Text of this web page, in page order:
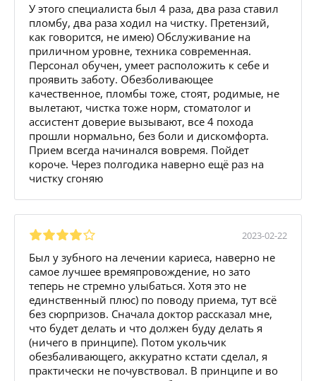
У этого специалиста был 4 раза, два раза ставил
пломбу, два раза ходил на чистку. Претензий,
как говорится, не имею) Обслуживание на
приличном уровне, техника современная.
Персонал обучен, умеет расположить к себе и
проявить заботу. Обезболивающее
качественное, пломбы тоже, стоят, родимые, не
вылетают, чистка тоже норм, стоматолог и
ассистент доверие вызывают, все 4 похода
прошли нормально, без боли и дискомфорта.
Прием всегда начинался вовремя. Пойдет
короче. Через полгодика наверно ещё раз на
чистку сгоняю
2023-02-22
Был у зубного на лечении кариеса, наверно не
самое лучшее времяпровождение, но зато
теперь не стремно улыбаться. Хотя это не
единственный плюс) по поводу приема, тут всё
без сюрпризов. Сначала доктор рассказал мне,
что будет делать и что должен буду делать я
(ничего в принципе). Потом укольчик
обезбаливающего, аккуратно кстати сделал, я
практически не почувствовал. В принципе и во